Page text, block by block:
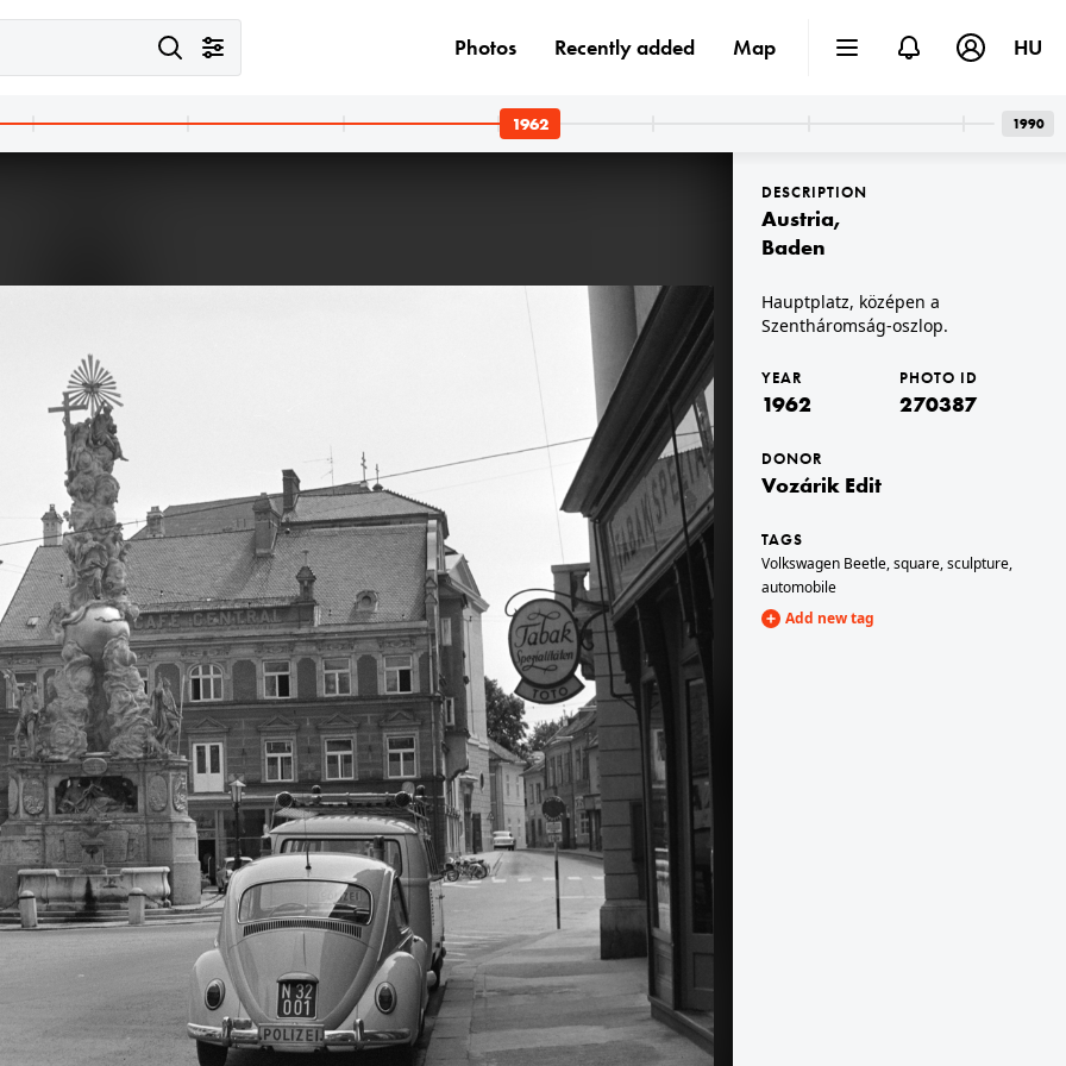
1962 · Budapest V.
az Országház a Duna felől.
1962 · Selva di Val Gardena
Szentháromság tér, Szent Katalin-templom. Távolban balra a Leányvár.
1962 · Selva di Val Gardena
Városház tér (Radničné námestie, egykor Kossuth Lajos tér), szemben a Szent Katalin-templom, mögötte a Városháza az óratoronnyal.
1962 · Budapest XI.
Törökbálinti út, a felvétel az Ördögszikla köz közelében készült.
1962 · Bremgarten
Marktgasse, szemben a Spittelturm.
1962 · Altdorf
Lehnplatz, előtérben az Urania-Brunnen, mögöttr jobbra a Zeughaus.
1962 · Luzern
Hirschenplatz.
DESCRIPTION
Austria,
Baden
Hauptplatz, középen a
Szentháromság-oszlop.
YEAR
1962
PHOTO ID
270387
DONOR
Vozárik Edit
TAGS
Volkswagen Beetle,square,sculpture,
automobile
Add new tag
Photos Recently added Map HU
1990
1962